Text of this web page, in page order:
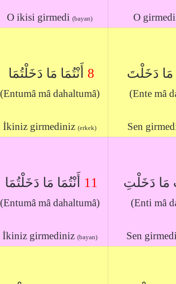
O ikisi girmedi(bayan) O
أَنْتُمَا مَا دَخَلْتُمَا 8
(Entumâ mâ dahaltumâ)
İkiniz girmediniz(erkek)
مَا دَخَلْتَ
(Ente mâ
Sen
أَنْتُمَا مَا دَخَلْتُمَا 11
(Entumâ mâ dahaltumâ)
İkiniz girmediniz (bayan)
مَا دَخَلْتِ
(Enti mâ
Sen